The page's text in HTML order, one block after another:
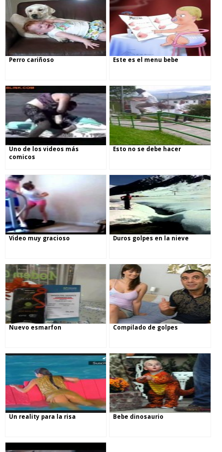
Perro cariñoso Este es el menu bebe
Uno de los videos más
comicos
Esto no se debe hacer
Video muy gracioso Duros golpes en la nieve
Nuevo esmarfon Compilado de golpes
Un reality para la risa Bebe dinosaurio